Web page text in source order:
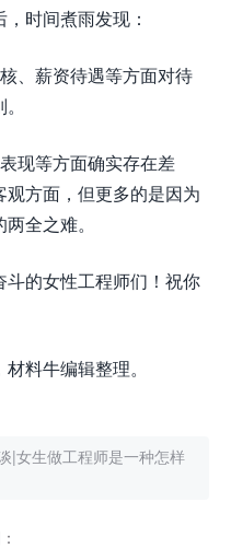
时间煮雨发现：
、薪资待遇等方面对待
现等方面确实存在差
方面，但更多的是因为
全之难。
的女性工程师们！祝你
料牛编辑整理。
|女生做工程师是一种怎样